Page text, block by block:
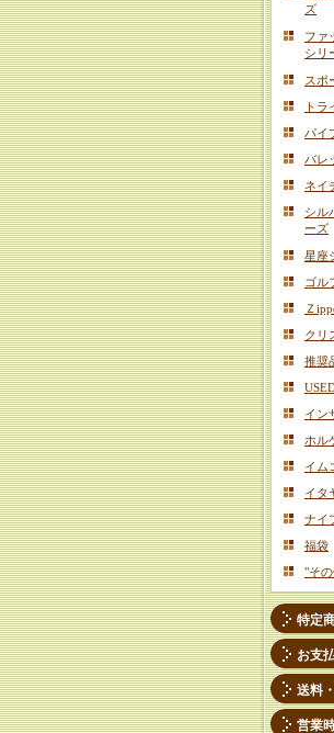
ズ
ファ
シリ
スポ
トラ
パイ
バレ
ネイ
シル
ーズ
星座
ゴル
Ｚ
クリ
推奨
イン
ホル
イム
イタ
ナイ
福袋
"そ
特定
お支
送料
営業